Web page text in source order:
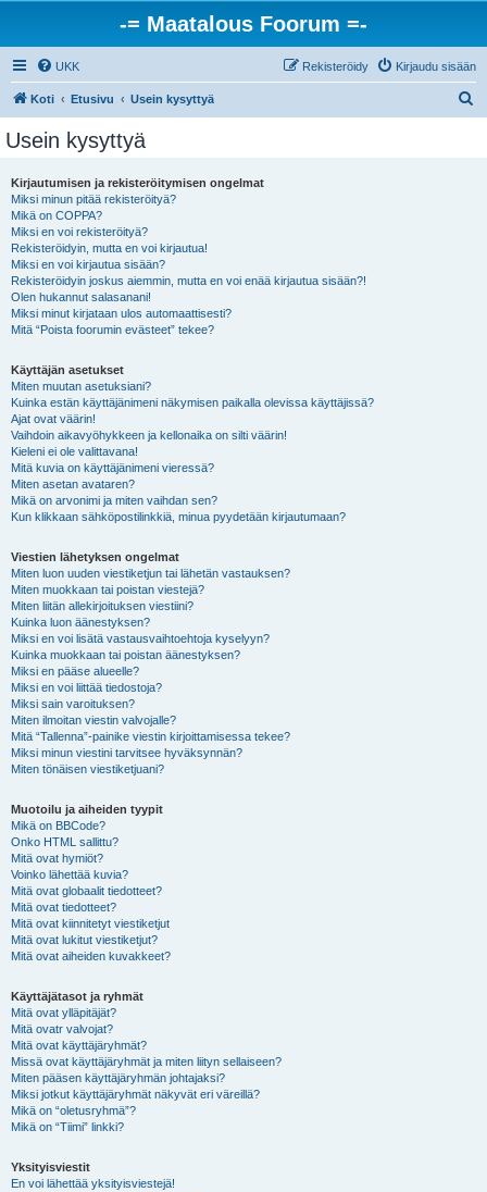
-= Maatalous Foorum =-
UKK Kirjaudu sisään
Rekisteröidy
Koti Etusivu Usein kysyttyä
Usein kysyttyä
Kirjautumisen ja rekisteröitymisen ongelmat
Miksi minun pitää rekisteröityä?
Mikä on COPPA?
Miksi en voi rekisteröityä?
Rekisteröidyin, mutta en voi kirjautua!
Miksi en voi kirjautua sisään?
Rekisteröidyin joskus aiemmin, mutta en voi enää kirjautua sisään?!
Olen hukannut salasanani!
Miksi minut kirjataan ulos automaattisesti?
Mitä “Poista foorumin evästeet” tekee?
Käyttäjän asetukset
Miten muutan asetuksiani?
Kuinka estän käyttäjänimeni näkymisen paikalla olevissa käyttäjissä?
Ajat ovat väärin!
Vaihdoin aikavyöhykkeen ja kellonaika on silti väärin!
Kieleni ei ole valittavana!
Mitä kuvia on käyttäjänimeni vieressä?
Miten asetan avataren?
Mikä on arvonimi ja miten vaihdan sen?
Kun klikkaan sähköpostilinkkiä, minua pyydetään kirjautumaan?
Viestien lähetyksen ongelmat
Miten luon uuden viestiketjun tai lähetän vastauksen?
Miten muokkaan tai poistan viestejä?
Miten liitän allekirjoituksen viestiini?
Kuinka luon äänestyksen?
Miksi en voi lisätä vastausvaihtoehtoja kyselyyn?
Kuinka muokkaan tai poistan äänestyksen?
Miksi en pääse alueelle?
Miksi en voi liittää tiedostoja?
Miksi sain varoituksen?
Miten ilmoitan viestin valvojalle?
Mitä “Tallenna”-painike viestin kirjoittamisessa tekee?
Miksi minun viestini tarvitsee hyväksynnän?
Miten tönäisen viestiketjuani?
Muotoilu ja aiheiden tyypit
Mikä on BBCode?
Onko HTML sallittu?
Mitä ovat hymiöt?
Voinko lähettää kuvia?
Mitä ovat globaalit tiedotteet?
Mitä ovat tiedotteet?
Mitä ovat kiinnitetyt viestiketjut
Mitä ovat lukitut viestiketjut?
Mitä ovat aiheiden kuvakkeet?
Käyttäjätasot ja ryhmät
Mitä ovat ylläpitäjät?
Mitä ovatr valvojat?
Mitä ovat käyttäjäryhmät?
Missä ovat käyttäjäryhmät ja miten liityn sellaiseen?
Miten pääsen käyttäjäryhmän johtajaksi?
Miksi jotkut käyttäjäryhmät näkyvät eri väreillä?
Mikä on “oletusryhmä”?
Mikä on “Tiimi” linkki?
Yksityisviestit
En voi lähettää yksityisviestejä!